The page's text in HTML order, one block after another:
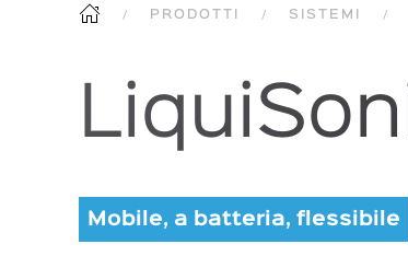
PRODOTTI SISTEMI
Mobile, a batteria, flessibile